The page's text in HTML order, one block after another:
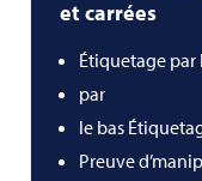
et carrées
Étiquetage par
par
le bas
Preuve